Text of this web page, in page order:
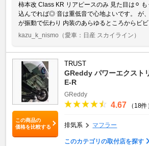
柿本改 Class KR リアピースのみ 見た目は⚪︎
込んでれば◎ 音は重低音で心地よいです。 が
が振動で伝わり 内装のあらゆるところからビビ
kazu_k_nismo （愛車：日産 スカイライン）
この商品の
価格を比較する
TRUST
GReddy パワーエクスト
E-R
GReddy
4.67 （18件
排気系 マフラー
このカテゴリの取付店を探す